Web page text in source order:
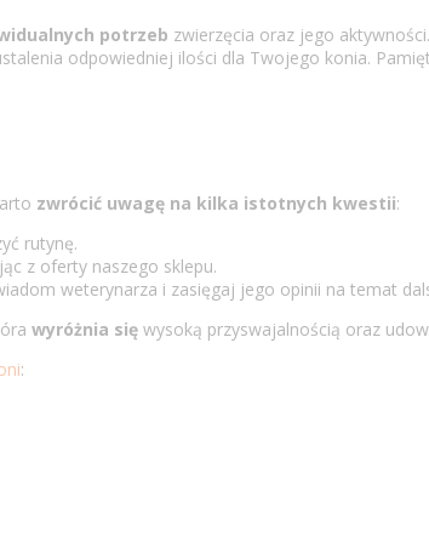
potrzeb zwierzęcia oraz jego
odpowiedniej ilości dla Twojego konia.
zwrócić uwagę na kilka istotnych kwestii:
rutynę.
z oferty naszego sklepu.
weterynarza i zasięgaj jego opinii na temat
wyróżnia się wysoką przyswajalnością oraz
: